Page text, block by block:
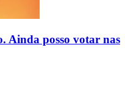
Ainda posso votar nas